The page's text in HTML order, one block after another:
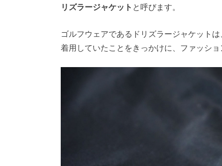
リズラージャケット と呼びます。
ゴルフウェアであるドリズラージャケット
着用していたことをきっかけに、ファッシ